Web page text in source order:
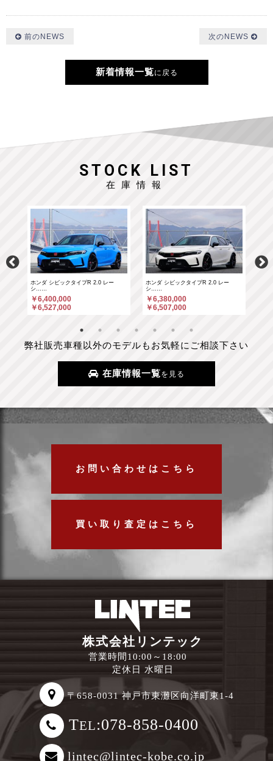
前のNEWS 次のNEWS
新着情報一覧に戻る
STOCK LIST
在庫情報
ホンダ シビックタイプR 2.0 レー
シ……
￥6,400,000
￥6,527,000
ホンダ シビックタイプR 2.0 レー
シ……
￥6,380,000
￥6,507,000
弊社販売車種以外のモデルもお気軽にご相談下さい
在庫情報一覧を見る
お問い合わせはこちら
買い取り査定はこちら
株式会社リンテック
営業時間10:00～18:00
定休日 水曜日
〒658-0031 神戸市東灘区向洋町東1-4
TEL:078-858-0400
lintec@lintec-kobe.co.jp